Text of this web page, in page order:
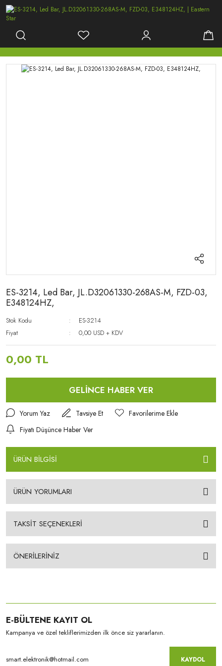
ES-3214, Led Bar, JL.D32061330-268AS-M, FZD-03,
E348124HZ,
Stok Kodu
ES-3214
Fiyat
0,00 USD + KDV
0,00 TL
GELİNCE HABER VER
Yorum Yaz
Tavsiye Et
Fiyatı Düşünce Haber Ver
ÜRÜN BİLGİSİ
ÜRÜN YORUMLARI
TAKSİT SEÇENEKLERİ
ÖNERİLERİNİZ
E-BÜLTENE KAYIT OL
Kampanya ve özel tekliflerimizden ilk önce siz yararlanın.
KAYDOL